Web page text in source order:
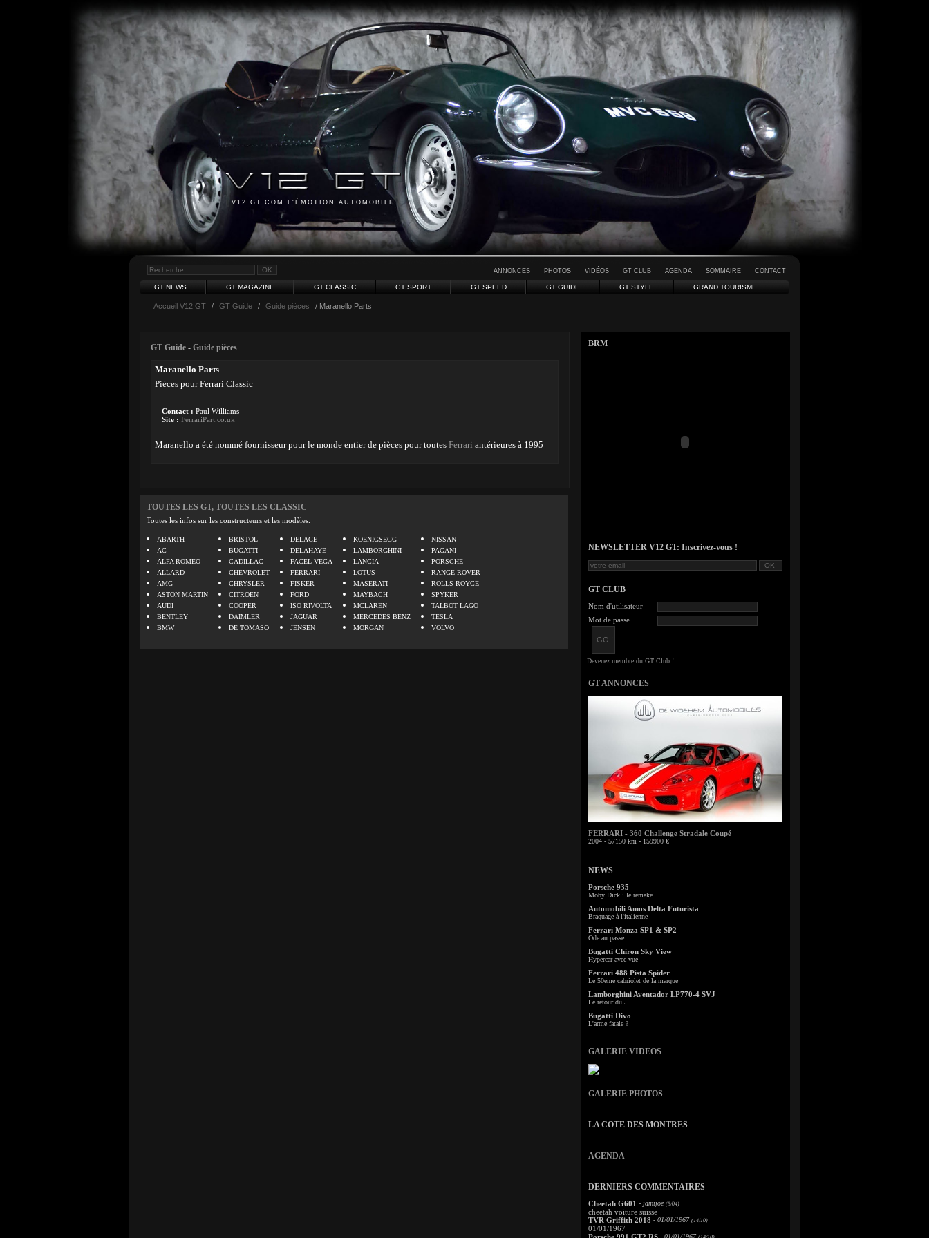
V12 GT.COM L'ÉMOTION AUTOMOBILE
ANNONCES PHOTOS VIDÉOS GT CLUB AGENDA SOMMAIRE CONTACT
GT NEWS GT MAGAZINE GT CLASSIC GT SPORT GT SPEED GT GUIDE GT STYLE GRAND TOURISME
Accueil V12 GT / GT Guide / Guide pièces / Maranello Parts
GT Guide - Guide pièces
Maranello Parts
Pièces pour Ferrari Classic
Contact : Paul Williams
Site : FerrariPart.co.uk
Maranello a été nommé fournisseur pour le monde entier de pièces pour toutes Ferrari antérieures à 1995
TOUTES LES GT, TOUTES LES CLASSIC
Toutes les infos sur les constructeurs et les modèles.
ABARTH
AC
ALFA ROMEO
ALLARD
AMG
ASTON MARTIN
AUDI
BENTLEY
BMW
BRISTOL
BUGATTI
CADILLAC
CHEVROLET
CHRYSLER
CITROEN
COOPER
DAIMLER
DE TOMASO
DELAGE
DELAHAYE
FACEL VEGA
FERRARI
FISKER
FORD
ISO RIVOLTA
JAGUAR
JENSEN
KOENIGSEGG
LAMBORGHINI
LANCIA
LOTUS
MASERATI
MAYBACH
MCLAREN
MERCEDES BENZ
MORGAN
NISSAN
PAGANI
PORSCHE
RANGE ROVER
ROLLS ROYCE
SPYKER
TALBOT LAGO
TESLA
VOLVO
BRM
NEWSLETTER V12 GT: Inscrivez-vous !
GT CLUB
Nom d'utilisateur
Mot de passe
GT ANNONCES
FERRARI - 360 Challenge Stradale Coupé
2004 - 57150 km - 159900 €
NEWS
Porsche 935
Moby Dick : le remake
Automobili Amos Delta Futurista
Braquage à l'italienne
Ferrari Monza SP1 & SP2
Ode au passé
Bugatti Chiron Sky View
Hypercar avec vue
Ferrari 488 Pista Spider
Le 50ème cabriolet de la marque
Lamborghini Aventador LP770-4 SVJ
Le retour du J
Bugatti Divo
L'arme fatale ?
GALERIE VIDEOS
GALERIE PHOTOS
LA COTE DES MONTRES
AGENDA
DERNIERS COMMENTAIRES
Cheetah G601 - jamijoe (5/04)
cheetah voiture suisse
TVR Griffith 2018 - 01/01/1967 (14/10)
01/01/1967
- 01/01/1967